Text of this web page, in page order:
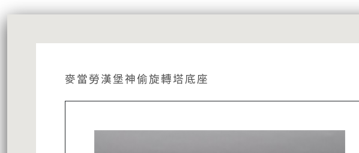
麥當勞漢堡神偷旋轉塔底座